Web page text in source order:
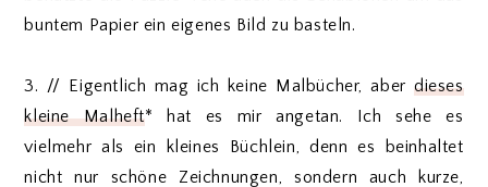
buntem Papier ein eigenes Bild zu basteln.
3. // Eigentlich mag ich keine Malbücher, aber dieses
kleine Malheft* hat es mir angetan. Ich sehe es
vielmehr als ein kleines Büchlein, denn es beinhaltet
nicht nur schöne Zeichnungen, sondern auch kurze,